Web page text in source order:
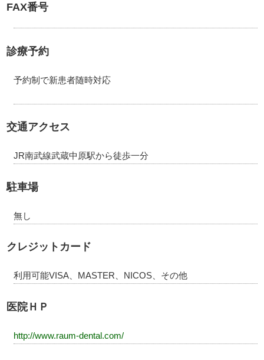
FAX番号
診療予約
予約制で新患者随時対応
交通アクセス
JR南武線武蔵中原駅から徒歩一分
駐車場
無し
クレジットカード
利用可能VISA、MASTER、NICOS、その他
医院ＨＰ
http://www.raum-dental.com/